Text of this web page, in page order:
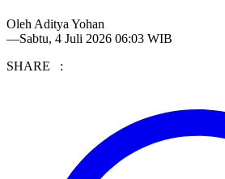
Oleh Aditya Yohan
—Sabtu, 4 Juli 2026 06:03 WIB
SHARE :